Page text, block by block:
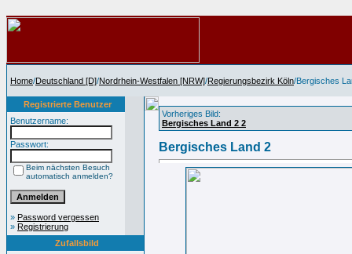
Home/Deutschland [D]/Nordrhein-Westfalen [NRW]/Regierungsbezirk Köln/Bergisches
Registrierte Benutzer
Benutzername:
Passwort:
Beim nächsten Besuch
automatisch anmelden?
» Password vergessen
» Registrierung
Zufallsbild
Vorheriges Bild:
Bergisches Land 2 2
Bergisches Land 2